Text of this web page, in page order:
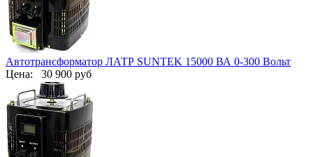
Автотрансформатор ЛАТР SUNTEK 15000 ВА 0-300 Вольт
Цена: 30 900 руб